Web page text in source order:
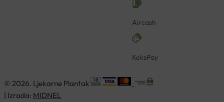
Aircash
KeksPay
© 2026. Ljekarne Plantak
| Izrada: MIDNEL